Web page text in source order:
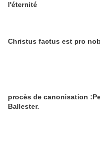
l'éternité
Christus factus est pro
procès de canonisation
Ballester.